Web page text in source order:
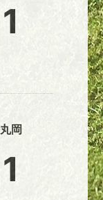
1
丸岡
1